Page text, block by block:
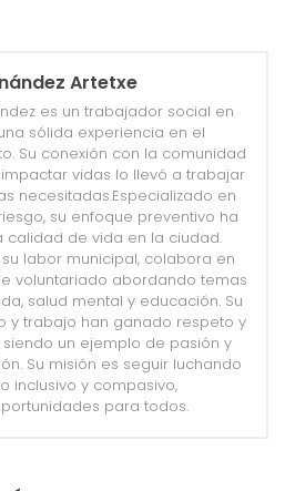
Artetxe
es un trabajador social en
sólida experiencia en el
Su conexión con la comunidad
vidas lo llevó a trabajar
necesitadas.Especializado en
su enfoque preventivo ha
calidad de vida en la ciudad.
labor municipal, colabora en
voluntariado abordando temas
salud mental y educación. Su
y trabajo han ganado respeto y
un ejemplo de pasión y
Su misión es seguir luchando
inclusivo y compasivo,
para todos.